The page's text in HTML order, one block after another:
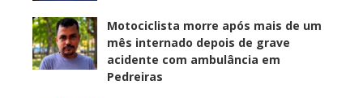
Motociclista morre após mais de um
mês internado depois de grave
acidente com ambulância em
Pedreiras